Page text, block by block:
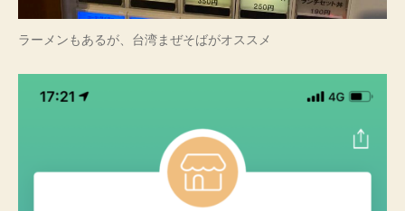
ラーメンもあるが、台湾まぜそばがオススメ